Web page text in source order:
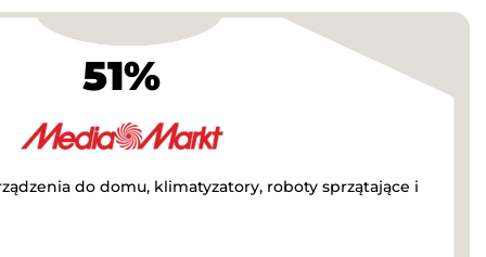
51%
do domu, klimatyzatory, roboty sprzątające i